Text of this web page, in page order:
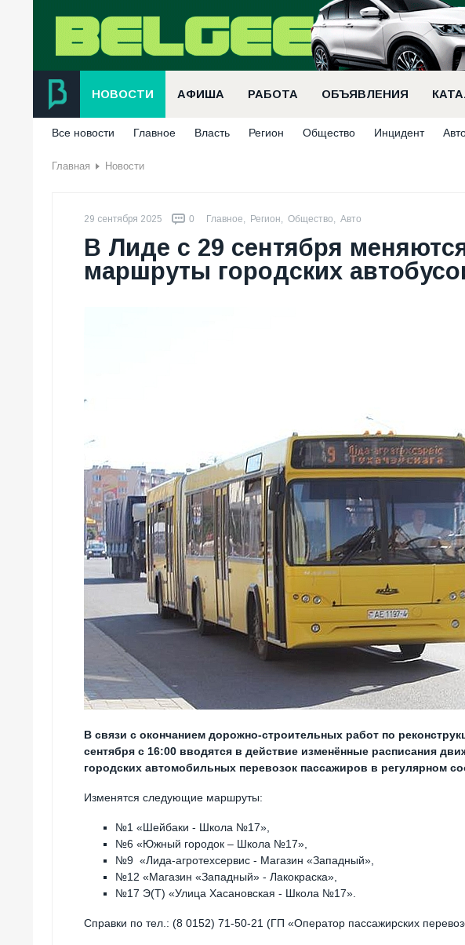
НОВОСТИ АФИША РАБОТА ОБЪЯВЛЕНИЯ
Все новости Главное Власть Регион Общество Инцидент
Главная Новости
29 сентября 2025 0 Главное, Регион, Общество, Авто
В Лиде с 29 сентября
маршруты городских
В связи с окончанием дорожно-строительных работ по
сентября с 16:00 вводятся в действие изменённые расписания
городских автомобильных перевозок пассажиров в регулярном
Изменятся следующие маршруты:
№1 «Шейбаки - Школа №17»,
№6 «Южный городок – Школа №17»,
№9 «Лида-агротехсервис - Магазин «Западный»,
№12 «Магазин «Западный» - Лакокраска»,
№17 Э(Т) «Улица Хасановская - Школа №17».
Справки по тел.: (8 0152) 71-50-21 (ГП «Оператор пассажирских